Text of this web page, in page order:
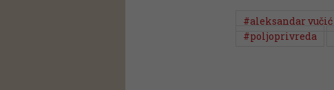
#aleksandar vučić
#poljoprivreda